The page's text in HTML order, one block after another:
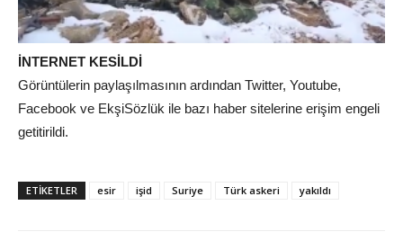
İNTERNET KESİLDİ
Görüntülerin paylaşılmasının ardından Twitter, Youtube,
Facebook ve EkşiSözlük ile bazı haber sitelerine erişim engeli
getitirildi.
ETIKETLER esir işid Suriye Türk askeri yakıldı